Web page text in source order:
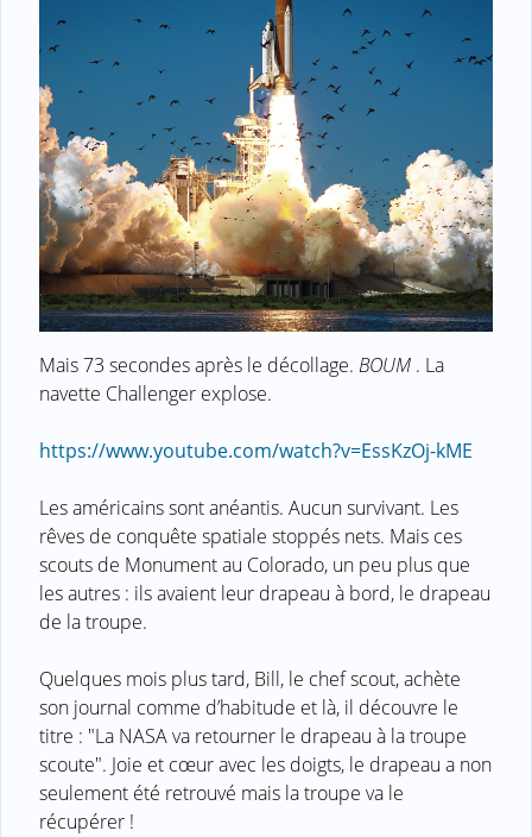
Mais 73 secondes après le décollage. BOUM . La
navette Challenger explose.
https://www.youtube.com/watch?v=EssKzOj-kME
Les américains sont anéantis. Aucun survivant. Les
rêves de conquête spatiale stoppés nets. Mais ces
scouts de Monument au Colorado, un peu plus que
les autres : ils avaient leur drapeau à bord, le drapeau
de la troupe.
Quelques mois plus tard, Bill, le chef scout, achète
son journal comme d’habitude et là, il découvre le
titre : "La NASA va retourner le drapeau à la troupe
scoute". Joie et cœur avec les doigts, le drapeau a non
seulement été retrouvé mais la troupe va le
récupérer !